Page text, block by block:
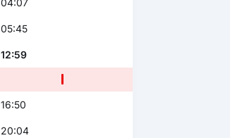
04:07
05:45
12:59
16:50
20:04